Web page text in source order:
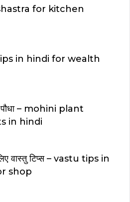
for kitchen
in hindi for wealth
पौधा – mohini plant
in hindi
वास्तु टिप्स – vastu tips in
shop